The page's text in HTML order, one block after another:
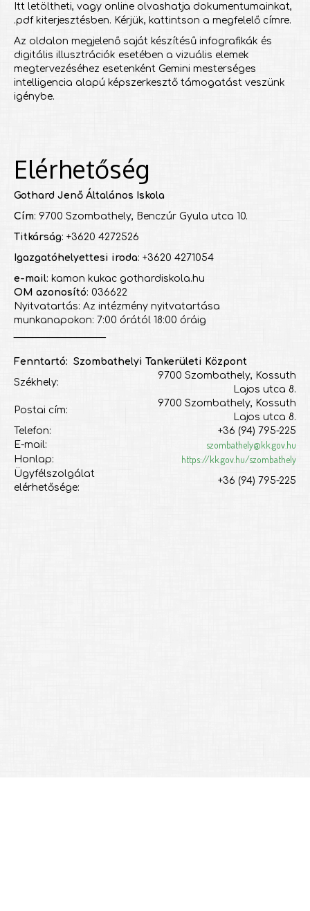
Itt letöltheti, vagy online olvashatja dokumentumainkat,
.pdf kiterjesztésben. Kérjük, kattintson a megfelelő címre.
Az oldalon megjelenő saját készítésű infografikák és
digitális illusztrációk esetében a vizuális elemek
megtervezéséhez esetenként Gemini mesterséges
intelligencia alapú képszerkesztő támogatást veszünk
igénybe.
Elérhetőség
Gothard Jenő Általános Iskola
Cím: 9700 Szombathely, Benczúr Gyula utca 10.
Titkárság: +3620 4272526
Igazgatóhelyettesi iroda: +3620 4271054
e-mail: kamon kukac gothardiskola.hu
OM azonosító: 036622
Nyitvatartás: Az intézmény nyitvatartása
munkanapokon: 7:00 órától 18:00 óráig
Fenntartó: Szombathelyi Tankerületi Központ
Székhely:
9700 Szombathely, Kossuth
Lajos utca 8.
Postai cím:
9700 Szombathely, Kossuth
Lajos utca 8.
Telefon:
+36 (94) 795-225
E-mail:
szombathely@kk.gov.hu
Honlap: https://kk.gov.hu/szombathely
Ügyfélszolgálat
elérhetősége:
+36 (94) 795-225